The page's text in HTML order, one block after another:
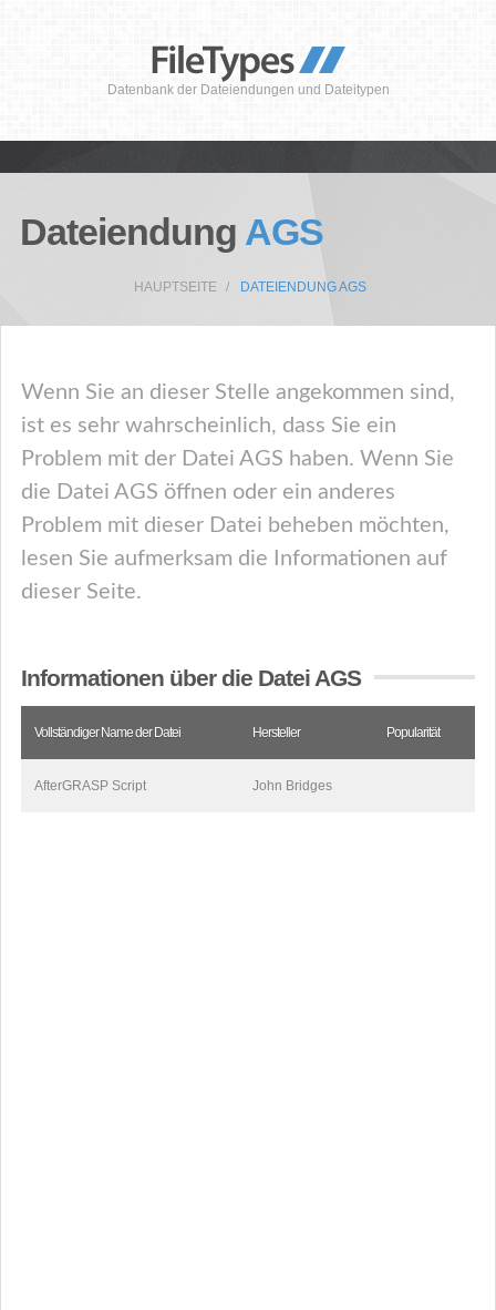
Datenbank der Dateiendungen und Dateitypen
Dateiendung AGS
HAUPTSEITE DATEIENDUNG AGS
Wenn Sie an dieser Stelle angekommen sind,
ist es sehr wahrscheinlich, dass Sie ein
Problem mit der Datei AGS haben. Wenn Sie
die Datei AGS öffnen oder ein anderes
Problem mit dieser Datei beheben möchten,
lesen Sie aufmerksam die Informationen auf
dieser Seite.
Informationen über die Datei AGS
Vollständiger Name der Datei Hersteller Popularität
AfterGRASP Script John Bridges